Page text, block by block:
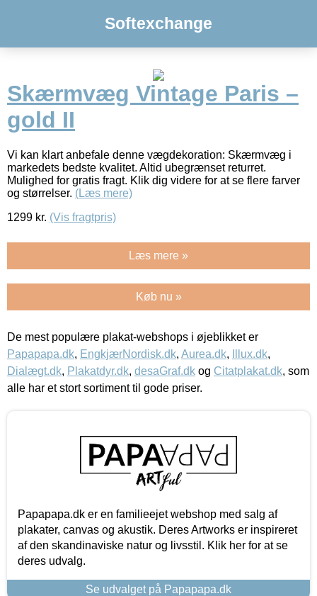
Softexchange
Skærmvæg Vintage Paris –
gold II
Vi kan klart anbefale denne vægdekoration: Skærmvæg i
markedets bedste kvalitet. Altid ubegrænset returret.
Mulighed for gratis fragt. Klik dig videre for at se flere farver
og størrelser. (Læs mere)
1299 kr. (Vis fragtpris)
Læs mere »
Køb nu »
De mest populære plakat-webshops i øjeblikket er
Papapapa.dk, EngkjærNordisk.dk, Aurea.dk, Illux.dk,
Dialægt.dk, Plakatdyr.dk, desaGraf.dk og Citatplakat.dk, som
alle har et stort sortiment til gode priser.
Papapapa.dk er en familieejet webshop med salg af
plakater, canvas og akustik. Deres Artworks er inspireret
af den skandinaviske natur og livsstil. Klik her for at se
deres udvalg.
Se udvalget på Papapapa.dk